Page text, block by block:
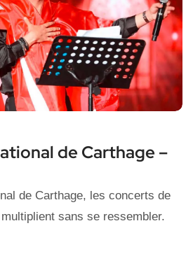
de Carthage –
de Carthage, les concerts de
sans se ressembler.